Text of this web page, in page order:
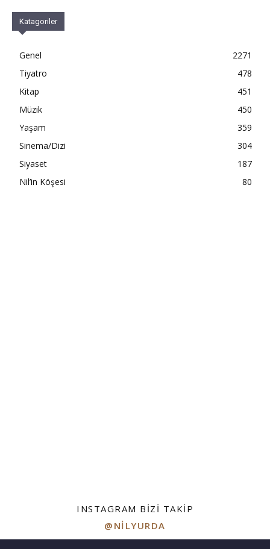
Katagoriler
Genel
2271
Tiyatro
478
Kitap
451
Müzik
450
Yaşam
359
Sinema/Dizi
304
Siyaset
187
Nil’in Köşesi
80
INSTAGRAM BIZI TAKIP
@NILYURDA